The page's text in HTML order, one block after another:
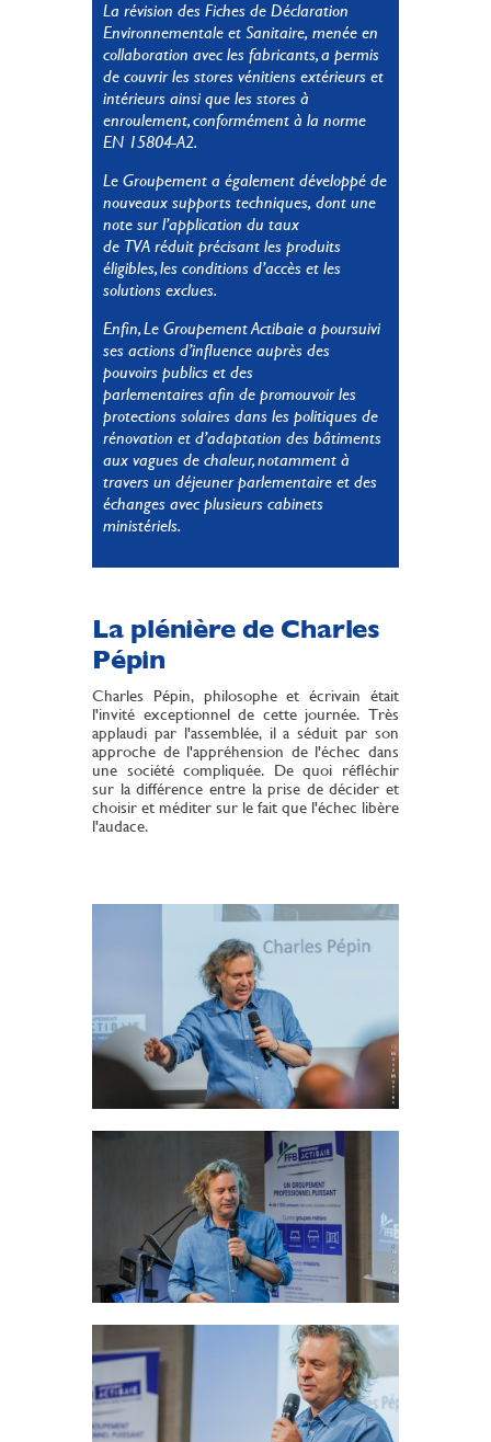
La révision des Fiches de Déclaration
Environnementale et Sanitaire, menée en
collaboration avec les fabricants, a permis
de couvrir les stores vénitiens extérieurs et
intérieurs ainsi que les stores à
enroulement, conformément à la norme
EN 15804-A2.
Le Groupement a également développé de
nouveaux supports techniques, dont une
note sur l’application du taux
de TVA réduit précisant les produits
éligibles, les conditions d’accès et les
solutions exclues.
Enfin, Le Groupement Actibaie a poursuivi
ses actions d’influence auprès des
pouvoirs publics et des
parlementaires afin de promouvoir les
protections solaires dans les politiques de
rénovation et d’adaptation des bâtiments
aux vagues de chaleur, notamment à
travers un déjeuner parlementaire et des
échanges avec plusieurs cabinets
ministériels.
La plénière de Charles
Pépin
Charles Pépin, philosophe et écrivain était
l'invité exceptionnel de cette journée. Très
applaudi par l'assemblée, il a séduit par son
approche de l'appréhension de l'échec dans
une société compliquée. De quoi réfléchir
sur la différence entre la prise de décider et
choisir et méditer sur le fait que l'échec libère
l'audace.